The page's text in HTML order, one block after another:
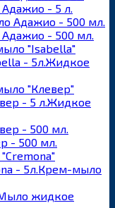
- 5 л.
- 500 мл.
"Isabella"
Жидкое
"Клевер"
Жидкое
- 500 мл.
Крем-мыло
жидкое